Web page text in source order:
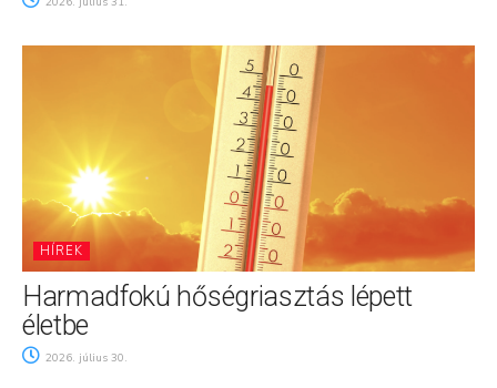
HÍREK
Harmadfokú hőségriasztás lépett
életbe
2026. július 30.